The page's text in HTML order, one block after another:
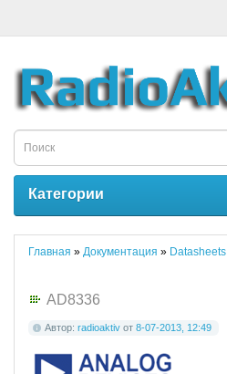
Категории
Главная » Документация » Datasheets
AD8336
Автор: radioaktiv от 8-07-2013, 12:49